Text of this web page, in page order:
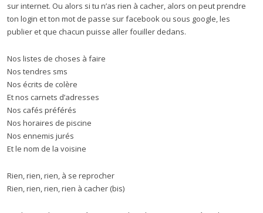
sur internet. Ou alors si tu n’as rien à cacher, alors on peut prendre
ton login et ton mot de passe sur facebook ou sous google, les
publier et que chacun puisse aller fouiller dedans.
Nos listes de choses à faire
Nos tendres sms
Nos écrits de colère
Et nos carnets d’adresses
Nos cafés préférés
Nos horaires de piscine
Nos ennemis jurés
Et le nom de la voisine
Rien, rien, rien, à se reprocher
Rien, rien, rien, rien à cacher (bis)